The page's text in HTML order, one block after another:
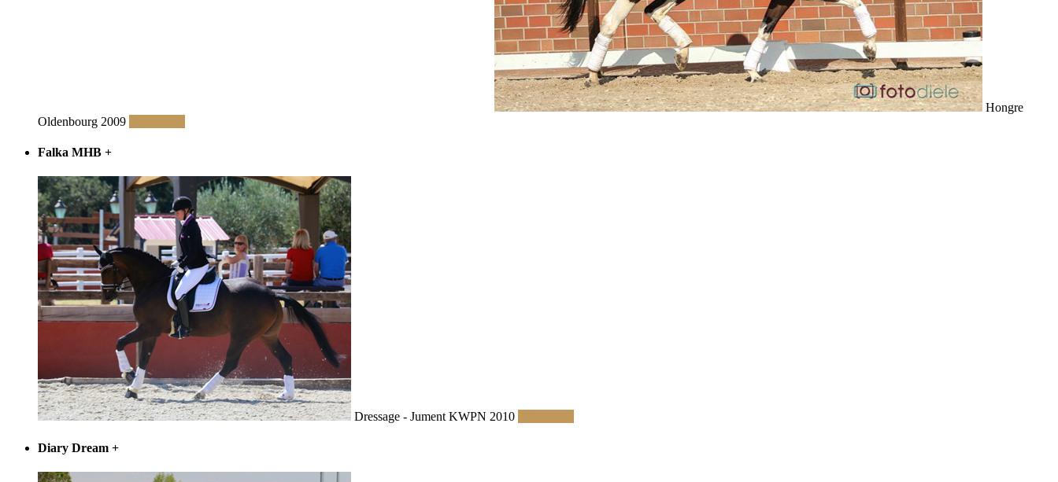
Hongre
Oldenbourg 2009
Falka MHB +
Dressage - Jument KWPN 2010
Diary Dream +